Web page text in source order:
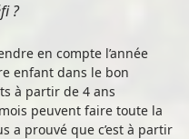
?
en compte l’année
enfant dans le bon
à partir de 4 ans
peuvent faire toute la
a prouvé que c’est à partir